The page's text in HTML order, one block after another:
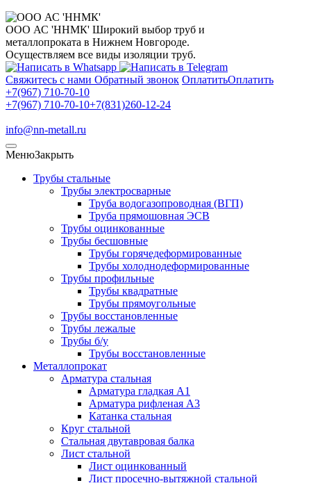
ООО АС 'ННМК' Широкий выбор труб и
металлопроката в Нижнем Новгороде.
Осуществляем все виды изоляции труб.
Свяжитесь с нами Обратный звонок ОплатитьОплатить
+7(967) 710-70-10
+7(967) 710-70-10+7(831)260-12-24
info@nn-metall.ru
МенюЗакрыть
Трубы стальные
Трубы электросварные
Труба водогазопроводная (ВГП)
Труба прямошовная ЭСВ
Трубы оцинкованные
Трубы бесшовные
Трубы горячедеформированные
Трубы холоднодеформированные
Трубы профильные
Трубы квадратные
Трубы прямоугольные
Трубы восстановленные
Трубы лежалые
Трубы б/у
Трубы восстановленные
Металлопрокат
Арматура стальная
Арматура гладкая А1
Арматура рифленая А3
Катанка стальная
Круг стальной
Стальная двутавровая балка
Лист стальной
Лист оцинкованный
Лист просечно-вытяжной стальной